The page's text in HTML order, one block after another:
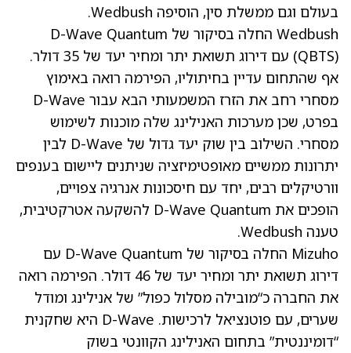
בעולם וגם ממשלת סין, הוסיפה Wedbush.
Wedbush החלה בסיקור של D-Wave Quantum
(QBTS
) עם דירוג תשואת יתר ומחיר יעד של 35 דולר.
אף שהתחום עדיין בחיתוליו, הפירמה רואה באימוץ
מסחרי רחב את הזרז המשמעותי הבא עבור D-Wave
בפרט, שכן מערכות האנילינג שלה מוכנות לשימוש
מסחרי. השילוב בין שוק יעד גדול של D-Wave לבין
יתרונות ממשיים מאופטימיזציה שניתנים ליישום בענפים
וורטיקלים רבים, יחד עם חיסכונות אנרגיה צפויים,
הופכים את D-Wave Quantum להשקעה אטרקטיבית,
טענה Wedbush.
Mizuho החלה בסיקור של D-Wave Quantum עם
דירוג תשואת יתר ומחיר יעד של 46 דולר. הפירמה רואה
את החברה כ“מובילה מסלול כפול” של אנילינג ומודל
שערים, עם פוטנציאל לרכישות. D-Wave היא שחקנית
“דומיננטית” בתחום האנילינג הקוונטי בשוק